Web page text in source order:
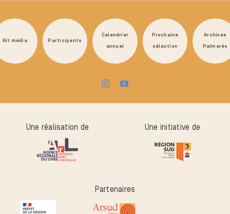
Kit média Participants
Calendrier
annuel
Prochaine
sélection
Archives
Palmarès
Une réalisation de Une initiative de
Partenaires